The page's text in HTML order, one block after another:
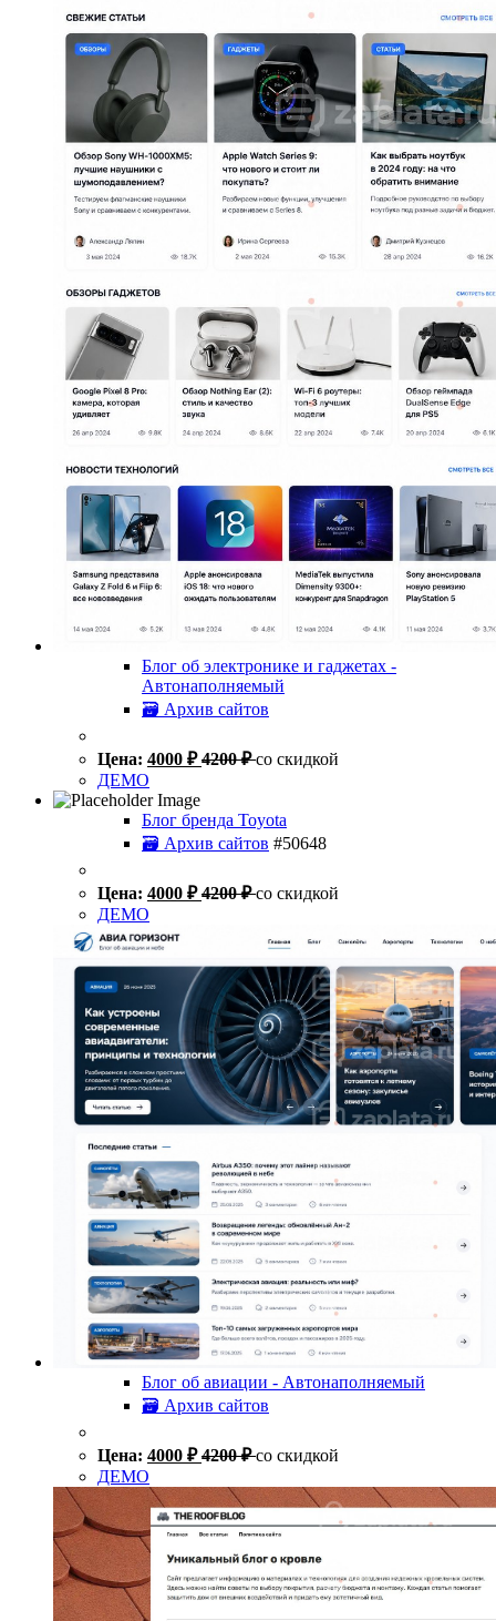
Блог об электронике и гаджетах -
Автонаполняемый
🗃 Архив сайтов
Цена: 4000 ₽ 4200₽ со скидкой
ДЕМО
Блог бренда Toyota
🗃 Архив сайтов #50648
Цена: 4000 ₽ 4200₽ со скидкой
ДЕМО
Блог об авиации - Автонаполняемый
🗃 Архив сайтов
Цена: 4000 ₽ 4200₽ со скидкой
ДЕМО